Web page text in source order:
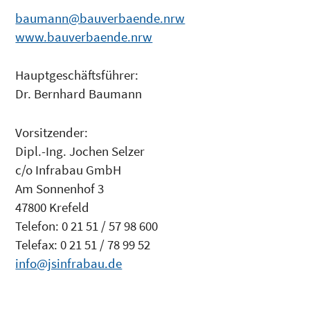
baumann@bauverbaende.nrw
www.bauverbaende.nrw
Hauptgeschäftsführer:
Dr. Bernhard Baumann
Vorsitzender:
Dipl.-Ing. Jochen Selzer
c/o Infrabau GmbH
Am Sonnenhof 3
47800 Krefeld
Telefon: 0 21 51 / 57 98 600
Telefax: 0 21 51 / 78 99 52
info@jsinfrabau.de